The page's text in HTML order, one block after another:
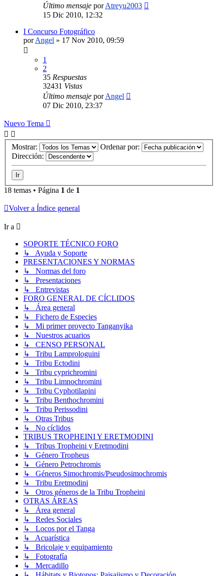
Último mensaje porAtreyu2003
15 Dic 2010, 12:32
I Concurso Fotográfico
porAngel » 17 Nov 2010, 09:59
1
2
35 Respuestas
32431 Vistas
Último mensaje porAngel
07 Dic 2010, 23:37
Nuevo Tema
Mostrar:
Ordenar por:
Dirección:
18 temas • Página 1 de 1
Volver a Índice general
Ir a
SOPORTE TÉCNICO FORO
↳ Ayuda y Soporte
PRESENTACIONES Y NORMAS
↳ Normas del foro
↳ Presentaciones
↳ Entrevistas
FORO GENERAL DE CÍCLIDOS
↳ Área general
↳ Fichero de Especies
↳ Mi primer proyecto Tanganyika
↳ Nuestros acuarios
↳ CENSO PERSONAL
↳ Tribu Lamprologuini
↳ Tribu Ectodini
↳ Tribu cyprichromini
↳ Tribu Limnochromini
↳ Tribu Cyphotilapini
↳ Tribu Benthochromini
↳ Tribu Perissodini
↳ Otras Tribus
↳ No cíclidos
TRIBUS TROPHEINI Y ERETMODINI
↳ Tribus Tropheini y Eretmodini
↳ Género Tropheus
↳ Género Petrochromis
↳ Géneros Simochromis/Pseudosimochromis
↳ Tribu Eretmodini
↳ Otros géneros de la Tribu Tropheini
OTRAS ÁREAS
↳ Área general
↳ Redes Sociales
↳ Locos por el Tanga
↳ Acuarística
↳ Bricolaje y equipamiento
↳ Fotografía
↳ Mercadillo